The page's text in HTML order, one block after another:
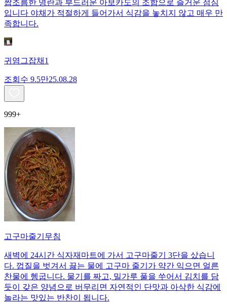
짭조름한 명란과 부드러운 아보카도의 조합으로 즐거운 점심
입니다 야채가 적절하게 들어가서 식감을 놓치지 않고 매우 만
족합니다.
귀염그잡채1
조회수 9.5만25.08.28
999+
고구마줄기무침
새벽에 24시간 식자재마트에 가서 고구마줄기 3단을 샀습니
다. 껍질을 벗겨서 끓는 물에 고구마 줄기가 약간 익으면 얼른
찬물에 헹굽니다. 물기를 짜고, 밀가루 풀을 쑤어서 김치를 담
듯이 갖은 양념으로 버무리면 자연적인 단맛과 아삭한 식감에
놀라는 맛있는 반찬이 됩니다.